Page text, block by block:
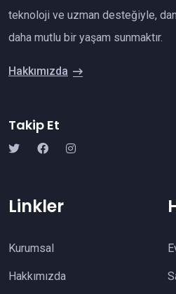
teknoloji ve uzman desteğiyle,
daha mutlu bir yaşam sunmaktır.
Hakkımızda
Takip Et
Linkler
Kurumsal
Hakkımızda